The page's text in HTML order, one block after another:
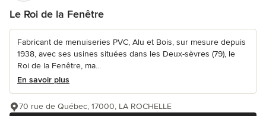
Le Roi de la Fenêtre
Fabricant de menuiseries PVC, Alu et Bois, sur mesure depuis
1938, avec ses usines situées dans les Deux-sèvres (79), le
Roi de la Fenêtre, ma...
En savoir plus
70 rue de Québec, 17000, LA ROCHELLE